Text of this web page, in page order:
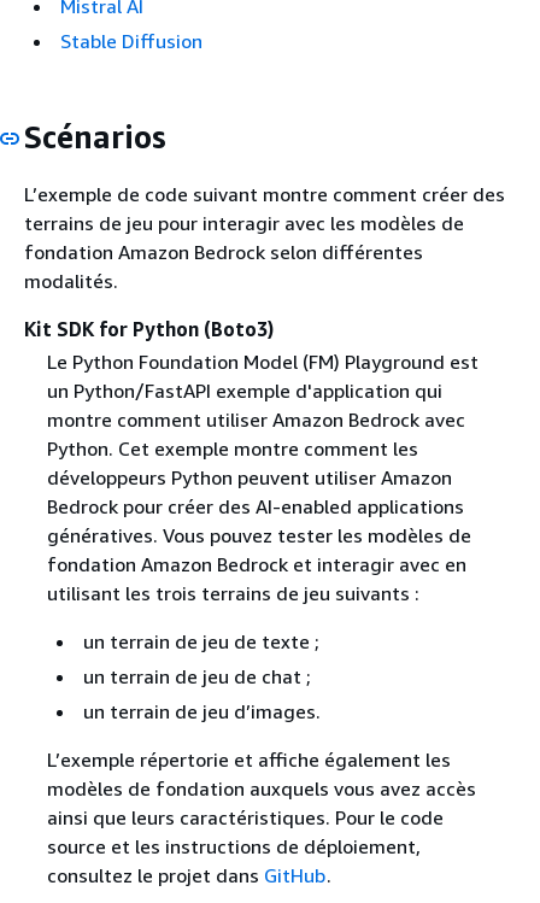
Mistral AI
Stable Diffusion
Scénarios
L’exemple de code suivant montre comment créer des
terrains de jeu pour interagir avec les modèles de
fondation Amazon Bedrock selon différentes
modalités.
Kit SDK for Python (Boto3)
Le Python Foundation Model (FM) Playground est
un Python/FastAPI exemple d'application qui
montre comment utiliser Amazon Bedrock avec
Python. Cet exemple montre comment les
développeurs Python peuvent utiliser Amazon
Bedrock pour créer des AI-enabled applications
génératives. Vous pouvez tester les modèles de
fondation Amazon Bedrock et interagir avec en
utilisant les trois terrains de jeu suivants :
un terrain de jeu de texte ;
un terrain de jeu de chat ;
un terrain de jeu d’images.
L’exemple répertorie et affiche également les
modèles de fondation auxquels vous avez accès
ainsi que leurs caractéristiques. Pour le code
source et les instructions de déploiement,
consultez le projet dans GitHub.